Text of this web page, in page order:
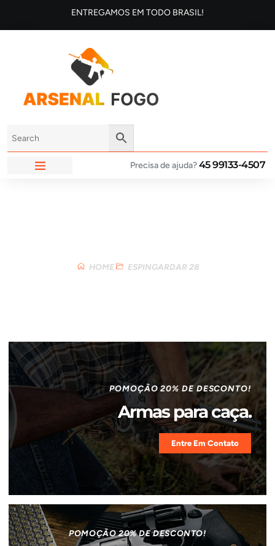
ENTREGAMOS EM TODO BRASIL!
Precisa de ajuda?45 99133-4507
HOME ESPINGARDAR 28
POMOÇÃO 20% DE DESCONTO!
Armas para caça.
Entre Em Contato
POMOÇÃO 20% DE DESCONTO!